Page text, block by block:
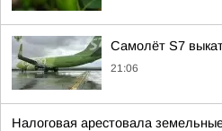
Самолёт S7
21:06
Налоговая арестовала